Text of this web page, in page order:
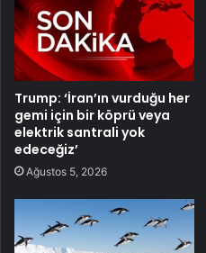
Trump: ‘İran’ın vurduğu her
gemi için bir köprü veya
elektrik santrali yok
edeceğiz’
Ağustos 5, 2026